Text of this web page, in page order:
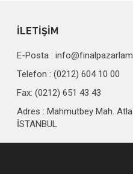
İLETİŞİM
E-Posta :
Telefon : (0212) 604 10 00
Fax: (0212) 651 43 43
Adres : Mahmutbey Mah.
İSTANBUL